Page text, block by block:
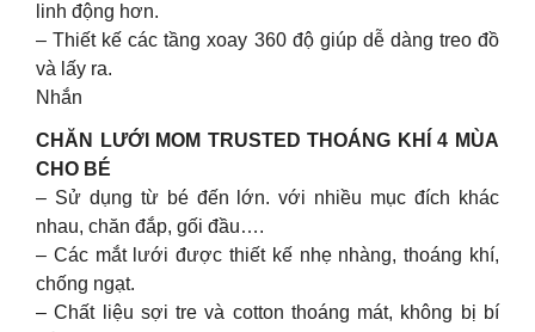
linh động hơn.
– Thiết kế các tầng xoay 360 độ giúp dễ dàng treo đồ
và lấy ra.
Nhắn
CHĂN LƯỚI MOM TRUSTED THOÁNG KHÍ 4 MÙA
CHO BÉ
– Sử dụng từ bé đến lớn. với nhiều mục đích khác
nhau, chăn đắp, gối đầu….
– Các mắt lưới được thiết kế nhẹ nhàng, thoáng khí,
chống ngạt.
– Chất liệu sợi tre và cotton thoáng mát, không bị bí